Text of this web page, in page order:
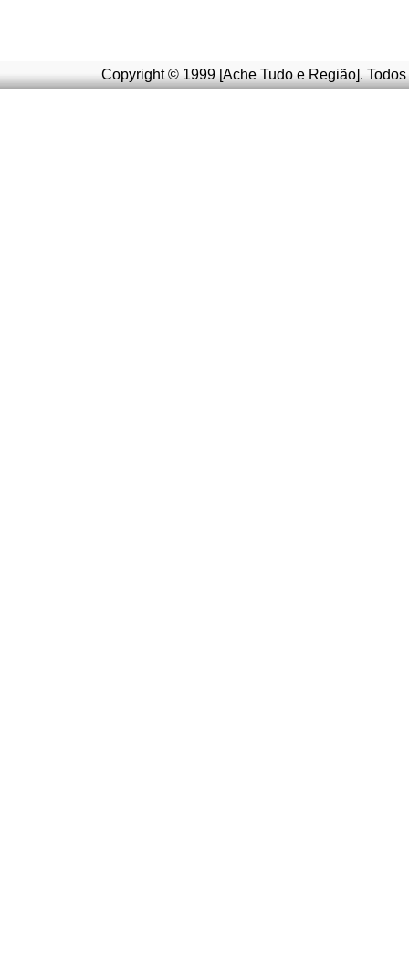
Copyright © 1999 [Ache Tudo e Região].